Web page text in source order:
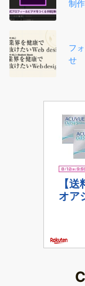
制
フ
せ